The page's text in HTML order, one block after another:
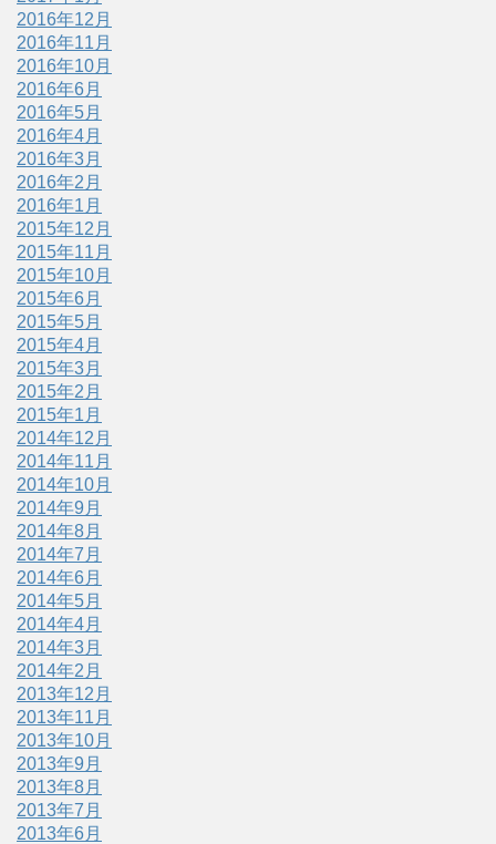
2016年12月
2016年11月
2016年10月
2016年6月
2016年5月
2016年4月
2016年3月
2016年2月
2016年1月
2015年12月
2015年11月
2015年10月
2015年6月
2015年5月
2015年4月
2015年3月
2015年2月
2015年1月
2014年12月
2014年11月
2014年10月
2014年9月
2014年8月
2014年7月
2014年6月
2014年5月
2014年4月
2014年3月
2014年2月
2013年12月
2013年11月
2013年10月
2013年9月
2013年8月
2013年7月
2013年6月